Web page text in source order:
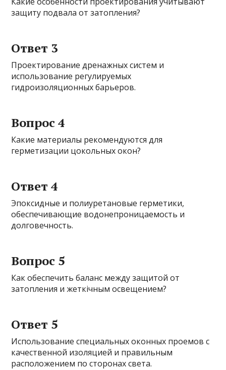
защиту подвала от затопления?
Ответ 3
Проектирование дренажных систем и
использование регулируемых
гидроизоляционных барьеров.
Вопрос 4
Какие материалы рекомендуются для
герметизации цокольных окон?
Ответ 4
Эпоксидные и полиуретановые герметики,
обеспечивающие водонепроницаемость и
долговечность.
Вопрос 5
Как обеспечить баланс между защитой от
затопления и жеткічным освещением?
Ответ 5
Использование специальных оконных проемов с
качественной изоляцией и правильным
расположением по сторонах света.